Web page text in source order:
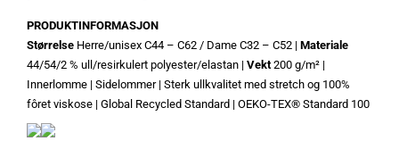
PRODUKTINFORMASJON
Størrelse Herre/unisex C44 – C62 / Dame C32 – C52 | Materiale
44/54/2 % ull/resirkulert polyester/elastan | Vekt200 g/m² |
Innerlomme | Sidelommer | Sterk ullkvalitet med stretch og 100%
fôret viskose | Global Recycled Standard | OEKO-TEX® Standard 100